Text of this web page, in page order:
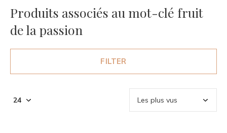
Produits associés au mot-clé fruit
de la passion
FILTER